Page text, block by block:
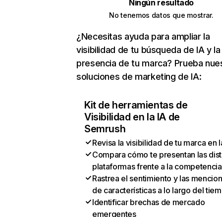
Ningún resultado
No tenemos datos que mostrar.
¿Necesitas ayuda para ampliar la
visibilidad de tu búsqueda de IA y la
presencia de tu marca? Prueba
soluciones de marketing de IA:
Kit de herramientas de
Visibilidad en la IA de
Semrush
Revisa la visibilidad de tu marca en
Compara cómo te presentan las
plataformas frente a la competencia
Rastrea el sentimiento y las
de características a lo largo del
Identificar brechas de mercado
emergentes